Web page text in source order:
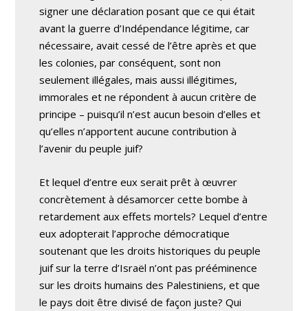
signer une déclaration posant que ce qui était
avant la guerre d’Indépendance légitime, car
nécessaire, avait cessé de l’être après et que
les colonies, par conséquent, sont non
seulement illégales, mais aussi illégitimes,
immorales et ne répondent à aucun critère de
principe – puisqu’il n’est aucun besoin d’elles et
qu’elles n’apportent aucune contribution à
l’avenir du peuple juif?
Et lequel d’entre eux serait prêt à œuvrer
concrètement à désamorcer cette bombe à
retardement aux effets mortels? Lequel d’entre
eux adopterait l’approche démocratique
soutenant que les droits historiques du peuple
juif sur la terre d’Israël n’ont pas prééminence
sur les droits humains des Palestiniens, et que
le pays doit être divisé de façon juste? Qui